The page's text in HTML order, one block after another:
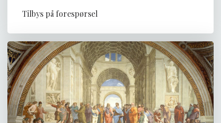
Tilbys på forespørsel